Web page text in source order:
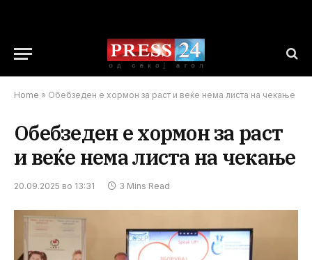
Home » Обебзеден е хормон за раст и веќе нема листа на чекање
Обебзеден е хормон за раст
и веќе нема листа на чекање
20.09.2025 во 13:31 3 Mins Read